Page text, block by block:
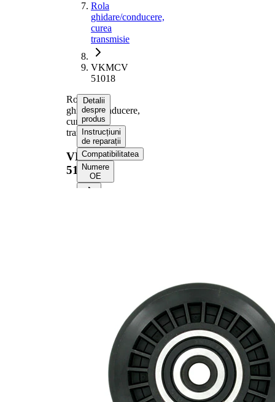
Rola
ghidare/conducere,
curea
transmisie
VKMCV
51018
Rola
ghidare/conducere,
curea
transmisie
VKMCV
51018
Detalii
despre
produs
Instrucțiuni
de reparații
Compatibilitatea
Numere
OE